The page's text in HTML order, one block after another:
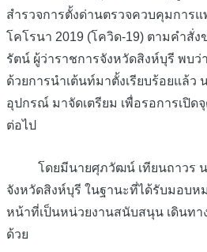
สำรวจการตั้งด่านตรวจควบคุมการ
โคโรนา 2019 (โควิด-19) ตามคำสั่
รัตน์ ผู้ว่าราชการจังหวัดสิงห์บุรี พบว่
ด้วยการนำเต้นท์มาตั้งเรียบร้อยแล้ว
อุปกรณ์ มาจัดเตรียม เพื่อรอการเปิด
ต่อไป
โดยมีนายศุภวัฒน์ เทียนถาวร น
จังหวัดสิงห์บุรี ในฐานะที่ได้รับมอบห
หน้าที่เป็นหน่วยงานสนับสนุน เดินทา
ด้วย